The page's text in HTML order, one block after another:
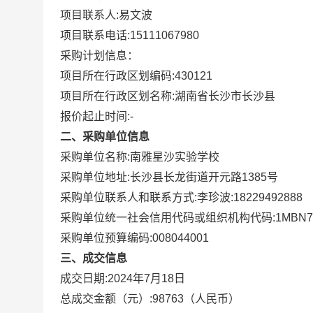
项目联系人:易文波
项目联系电话:15111067980
采购计划信息：
项目所在行政区划编码:430121
项目所在行政区划名称:湖南省长沙市长沙县
报价起止时间:-
二、采购单位信息
采购单位名称:南雅星沙实验学校
采购单位地址:长沙县长龙街道开元路1385号
采购单位联系人和联系方式:李珍波:18229492888
采购单位统一社会信用代码或组织机构代码:
采购单位预算编码:008044001
三、成交信息
成交日期:2024年7月18日
总成交金额（元）:98763 （人民币）